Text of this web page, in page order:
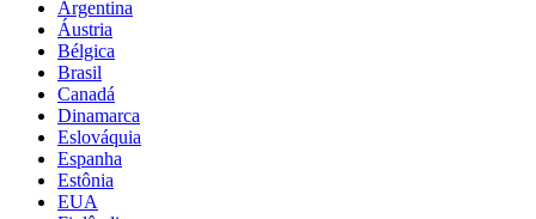
Argentina
Áustria
Bélgica
Brasil
Canadá
Dinamarca
Eslováquia
Espanha
Estônia
EUA